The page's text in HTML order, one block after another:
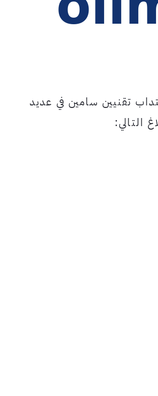
تقنيين سامين في عديد
التالي: